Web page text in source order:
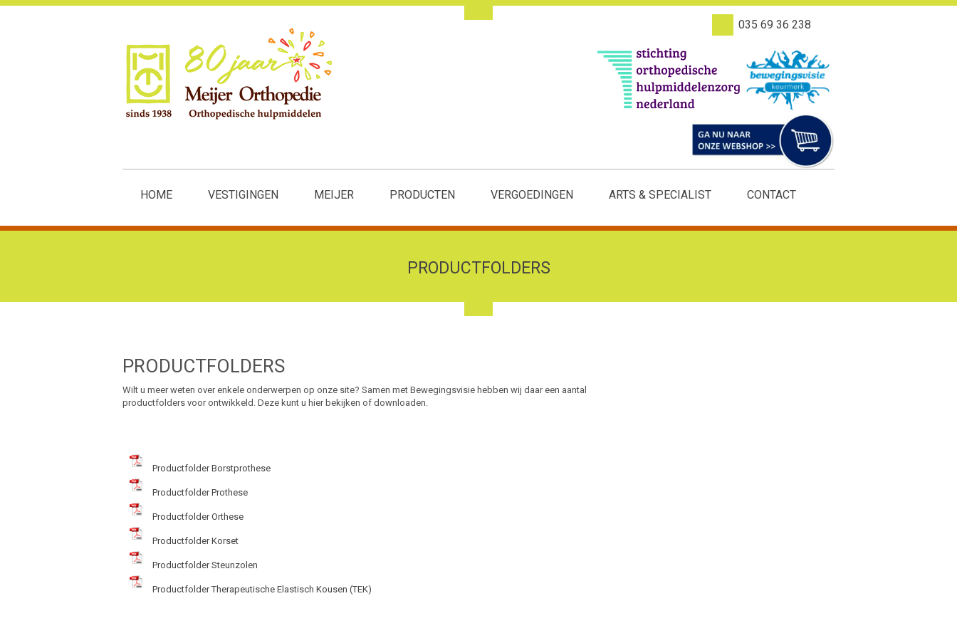
035 69 36 238
HOME VESTIGINGEN MEIJER PRODUCTEN VERGOEDINGEN ARTS & SPECIALIST CONTACT
PRODUCTFOLDERS
PRODUCTFOLDERS
Wilt u meer weten over enkele onderwerpen op onze site? Samen met Bewegingsvisie hebben wij daar een aantal
productfolders voor ontwikkeld. Deze kunt u hier bekijken of downloaden.
Productfolder Borstprothese
Productfolder Prothese
Productfolder Orthese
Productfolder Korset
Productfolder Steunzolen
Productfolder Therapeutische Elastisch Kousen (TEK)